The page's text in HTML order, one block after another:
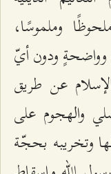
وملموسًا،
ودون أيّ
عن طريق
والهجوم على
وتخريبه بحجّة